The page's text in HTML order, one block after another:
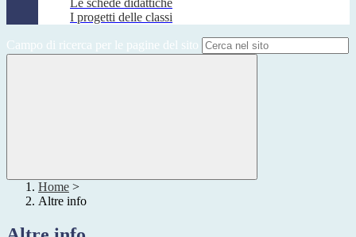
Le schede didattiche
I progetti delle classi
Campo di ricerca per le pagine del sito
Home >
Altre info